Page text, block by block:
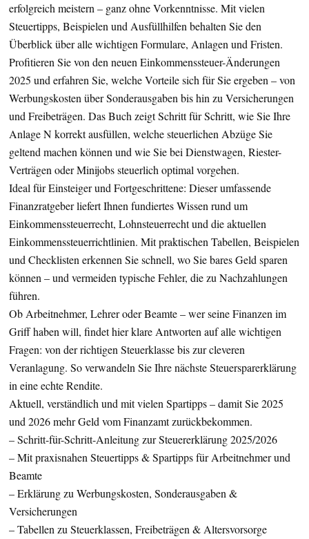
erfolgreich meistern – ganz ohne Vorkenntnisse. Mit vielen
Steuertipps, Beispielen und Ausfüllhilfen behalten Sie den
Überblick über alle wichtigen Formulare, Anlagen und Fristen.
Profitieren Sie von den neuen Einkommenssteuer-Änderungen
2025 und erfahren Sie, welche Vorteile sich für Sie ergeben – von
Werbungskosten über Sonderausgaben bis hin zu Versicherungen
und Freibeträgen. Das Buch zeigt Schritt für Schritt, wie Sie Ihre
Anlage N korrekt ausfüllen, welche steuerlichen Abzüge Sie
geltend machen können und wie Sie bei Dienstwagen, Riester-
Verträgen oder Minijobs steuerlich optimal vorgehen.
Ideal für Einsteiger und Fortgeschrittene: Dieser umfassende
Finanzratgeber liefert Ihnen fundiertes Wissen rund um
Einkommenssteuerrecht, Lohnsteuerrecht und die aktuellen
Einkommenssteuerrichtlinien. Mit praktischen Tabellen, Beispielen
und Checklisten erkennen Sie schnell, wo Sie bares Geld sparen
können – und vermeiden typische Fehler, die zu Nachzahlungen
führen.
Ob Arbeitnehmer, Lehrer oder Beamte – wer seine Finanzen im
Griff haben will, findet hier klare Antworten auf alle wichtigen
Fragen: von der richtigen Steuerklasse bis zur cleveren
Veranlagung. So verwandeln Sie Ihre nächste Steuersparerklärung
in eine echte Rendite.
Aktuell, verständlich und mit vielen Spartipps – damit Sie 2025
und 2026 mehr Geld vom Finanzamt zurückbekommen.
– Schritt-für-Schritt-Anleitung zur Steuererklärung 2025/2026
– Mit praxisnahen Steuertipps & Spartipps für Arbeitnehmer und
Beamte
– Erklärung zu Werbungskosten, Sonderausgaben &
Versicherungen
– Tabellen zu Steuerklassen, Freibeträgen & Altersvorsorge